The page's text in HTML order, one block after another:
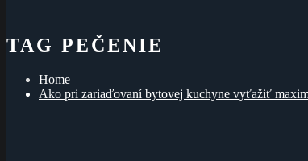
TAG PEČENIE
Home
Ako pri zariaďovaní bytovej kuchyne vyťažiť